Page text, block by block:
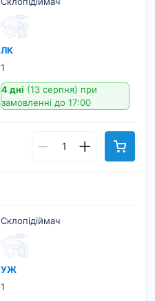
ЛК
1
4 дні (13 серпня) при
замовленні до 17:00
Склопідіймач
УЖ
1